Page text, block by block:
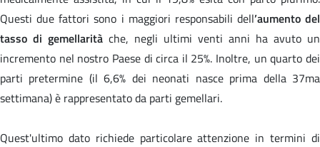
Questi due fattori sono i maggiori responsabili dell’aumento del
tasso di gemellarità che, negli ultimi venti anni ha avuto un
incremento nel nostro Paese di circa il 25%. Inoltre, un quarto dei
parti pretermine (il 6,6% dei neonati nasce prima della 37ma
settimana) è rappresentato da parti gemellari.
Quest'ultimo dato richiede particolare attenzione in termini di